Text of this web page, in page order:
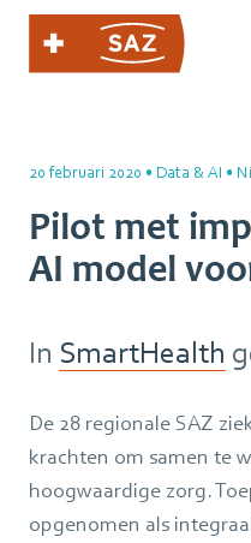
20 februari 2020 • Data & AI •
Pilot met
AI model
In SmartHealth
De 28 regionale SAZ
krachten om samen te
hoogwaardige zorg.
opgenomen als